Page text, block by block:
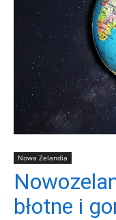
Nowa Zelandia
błotne i